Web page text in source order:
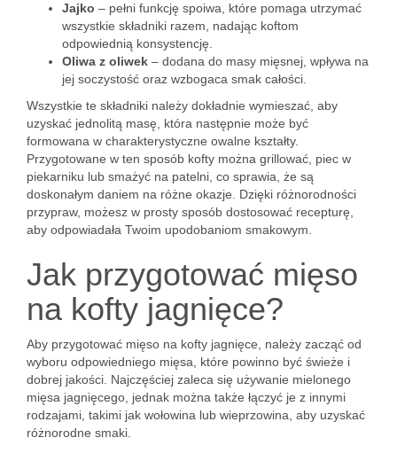
Jajko – pełni funkcję spoiwa, które pomaga utrzymać
wszystkie składniki razem, nadając koftom
odpowiednią konsystencję.
Oliwa z oliwek – dodana do masy mięsnej, wpływa na
jej soczystość oraz wzbogaca smak całości.
Wszystkie te składniki należy dokładnie wymieszać, aby
uzyskać jednolitą masę, która następnie może być
formowana w charakterystyczne owalne kształty.
Przygotowane w ten sposób kofty można grillować, piec w
piekarniku lub smażyć na patelni, co sprawia, że są
doskonałym daniem na różne okazje. Dzięki różnorodności
przypraw, możesz w prosty sposób dostosować recepturę,
aby odpowiadała Twoim upodobaniom smakowym.
Jak przygotować mięso
na kofty jagnięce?
Aby przygotować mięso na kofty jagnięce, należy zacząć od
wyboru odpowiedniego mięsa, które powinno być świeże i
dobrej jakości. Najczęściej zaleca się używanie mielonego
mięsa jagnięcego, jednak można także łączyć je z innymi
rodzajami, takimi jak wołowina lub wieprzowina, aby uzyskać
różnorodne smaki.